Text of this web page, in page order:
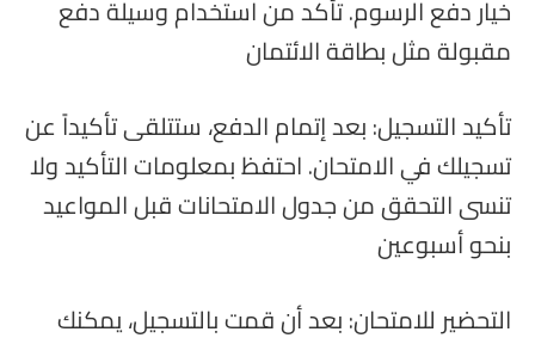
خيار دفع الرسوم. تأكد من استخدام وسيلة دفع
مقبولة مثل بطاقة الائتمان
تأكيد التسجيل: بعد إتمام الدفع، ستتلقى تأكيداً عن
تسجيلك في الامتحان. احتفظ بمعلومات التأكيد ولا
تنسى التحقق من جدول الامتحانات قبل المواعيد
بنحو أسبوعين
التحضير للامتحان: بعد أن قمت بالتسجيل، يمكنك